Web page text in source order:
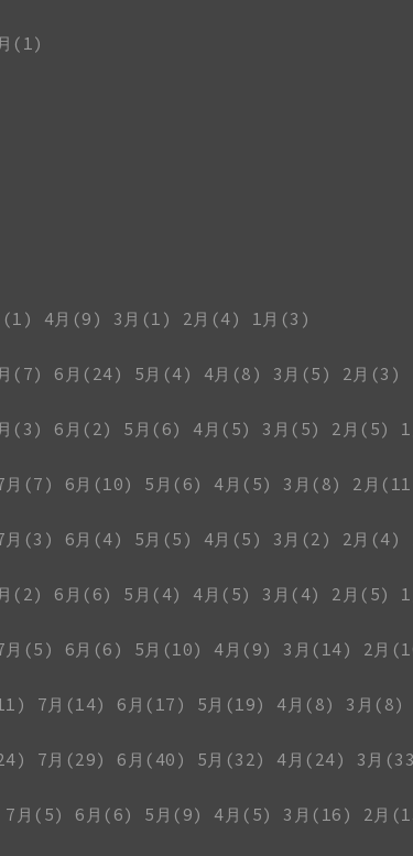
(1)
(1) 4月(9) 3月(1) 2月(4)
1月(3)
(7) 6月(24) 5月(4) 4月(8) 3月(5) 2月(3)
(3) 6月(2) 5月(6) 4月(5) 3月(5) 2月(5)
月(7) 6月(10) 5月(6) 4月(5) 3月(8) 2月
月(3) 6月(4) 5月(5) 4月(5) 3月(2) 2月(4)
(2) 6月(6) 5月(4) 4月(5) 3月(4) 2月(5)
月(5) 6月(6) 5月(10) 4月(9) 3月(14) 2月
7月(14) 6月(17) 5月(19) 4月(8) 3月(8)
7月(29) 6月(40) 5月(32) 4月(24) 3月
7月(5) 6月(6) 5月(9) 4月(5) 3月(16) 2月